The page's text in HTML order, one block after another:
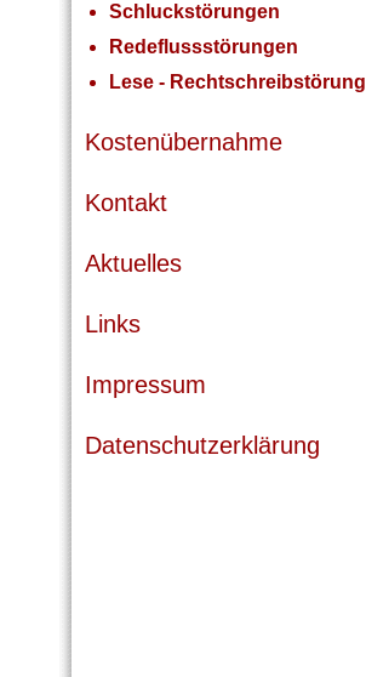
Schluckstörungen
Redeflussstörungen
Lese - Rechtschreibstörung
Kostenübernahme
Kontakt
Aktuelles
Links
Impressum
Datenschutzerklärung